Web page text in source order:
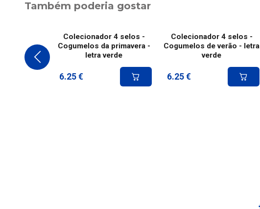
Também poderia gostar
Colecionador 4 selos -
Cogumelos da primavera -
letra verde
6.25 €
Colecionador 4 selos -
Cogumelos de verão - letra
verde
6.25 €